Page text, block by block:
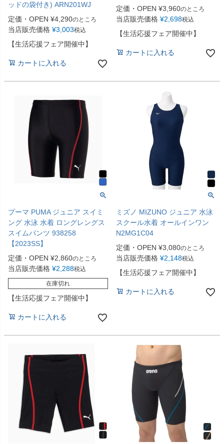
ッドの袋付き) ARN201WJ
定価・OPEN ¥4,290のところ
当店販売価格 ¥3,003税込
【生活応援フェア開催中】
カートに入れる
定価・OPEN ¥3,960のところ
当店販売価格 ¥2,698税込
【生活応援フェア開催中】
カートに入れる
プーマ PUMA ジュニア スイミ
ング 水泳 水着 ロングレングス
スイムパンツ 938258
【2023SS】
定価・OPEN ¥2,860のところ
当店販売価格 ¥2,288税込
在庫切れ
【生活応援フェア開催中】
カートに入れる
ミズノ MIZUNO ジュニア 水泳
スクール水着 オールインワン
N2MG1C04
定価・OPEN ¥3,080のところ
当店販売価格 ¥2,148税込
【生活応援フェア開催中】
カートに入れる